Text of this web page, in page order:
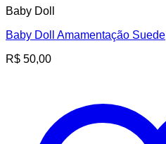
Baby Doll
Baby Doll Amamentação Suede
R$ 50,00